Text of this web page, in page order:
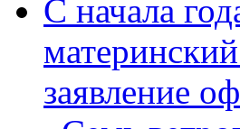
С начала
заявление